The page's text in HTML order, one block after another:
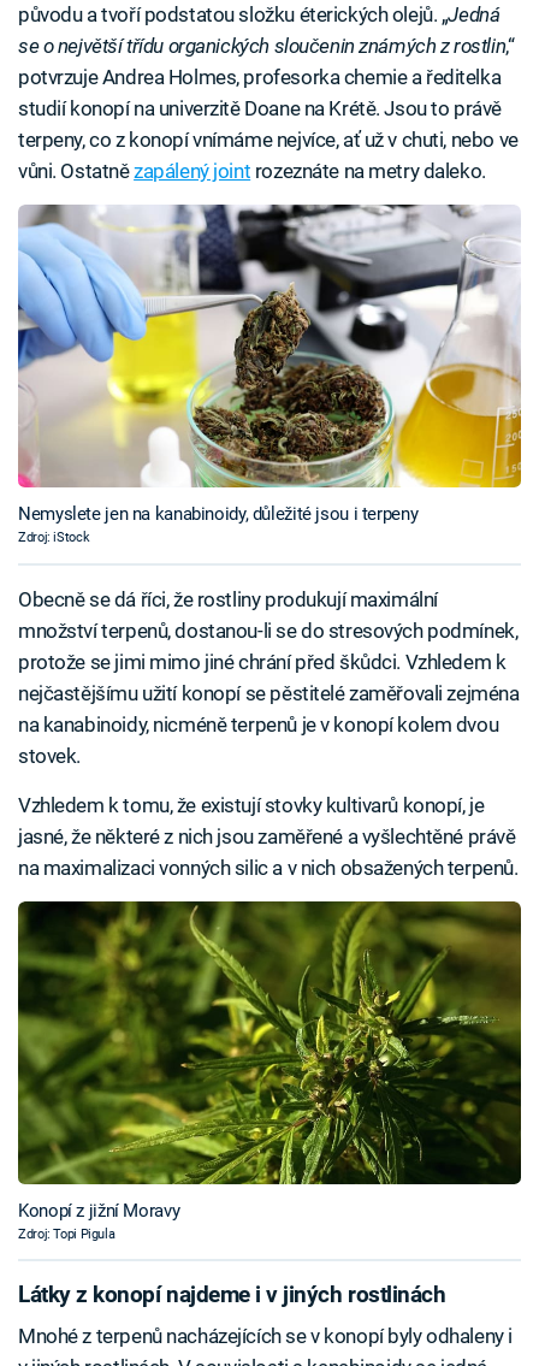
původu a tvoří podstatou složku éterických olejů. „Jedná
se o největší třídu organických sloučenin známých z rostlin,“
potvrzuje Andrea Holmes, profesorka chemie a ředitelka
studií konopí na univerzitě Doane na Krétě. Jsou to právě
terpeny, co z konopí vnímáme nejvíce, ať už v chuti, nebo ve
vůni. Ostatnězapálený joint rozeznáte na metry daleko.
Nemyslete jen na kanabinoidy, důležité jsou i terpeny
Zdroj: iStock
Obecně se dá říci, že rostliny produkují maximální
množství terpenů, dostanou-li se do stresových podmínek,
protože se jimi mimo jiné chrání před škůdci. Vzhledem k
nejčastějšímu užití konopí se pěstitelé zaměřovali zejména
na kanabinoidy, nicméně terpenů je v konopí kolem dvou
stovek.
Vzhledem k tomu, že existují stovky kultivarů konopí, je
jasné, že některé z nich jsou zaměřené a vyšlechtěné právě
na maximalizaci vonných silic a v nich obsažených terpenů.
Konopí z jižní Moravy
Zdroj: Topi Pigula
Látky z konopí najdeme i v jiných rostlinách
Mnohé z terpenů nacházejících se v konopí byly odhaleny i